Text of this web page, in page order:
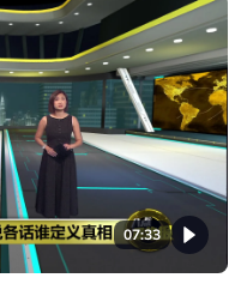
07:33